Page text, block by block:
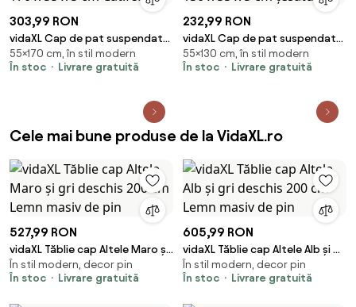
303,99 RON
vidaXL Cap de pat suspendat
Pe perete Crem 170 x 55 x 5 cm
Catifea
55×170 cm, în stil modern
În stoc
Livrare gratuită
232,99 RON
vidaXL Cap de pat suspendat
Pe perete Crem 130 x 55 x 5 cm
țesătură
55×130 cm, în stil modern
În stoc
Livrare gratuită
Cele mai bune produse de la VidaXL.ro
527,99 RON
vidaXL Tăblie cap Altele Maro și
gri deschis 200 cm Lemn masiv
de pin
În stil modern, decor pin
În stoc
Livrare gratuită
605,99 RON
vidaXL Tăblie cap Altele Alb și gri
deschis 200 cm Lemn masiv de
pin
În stil modern, decor pin
În stoc
Livrare gratuită